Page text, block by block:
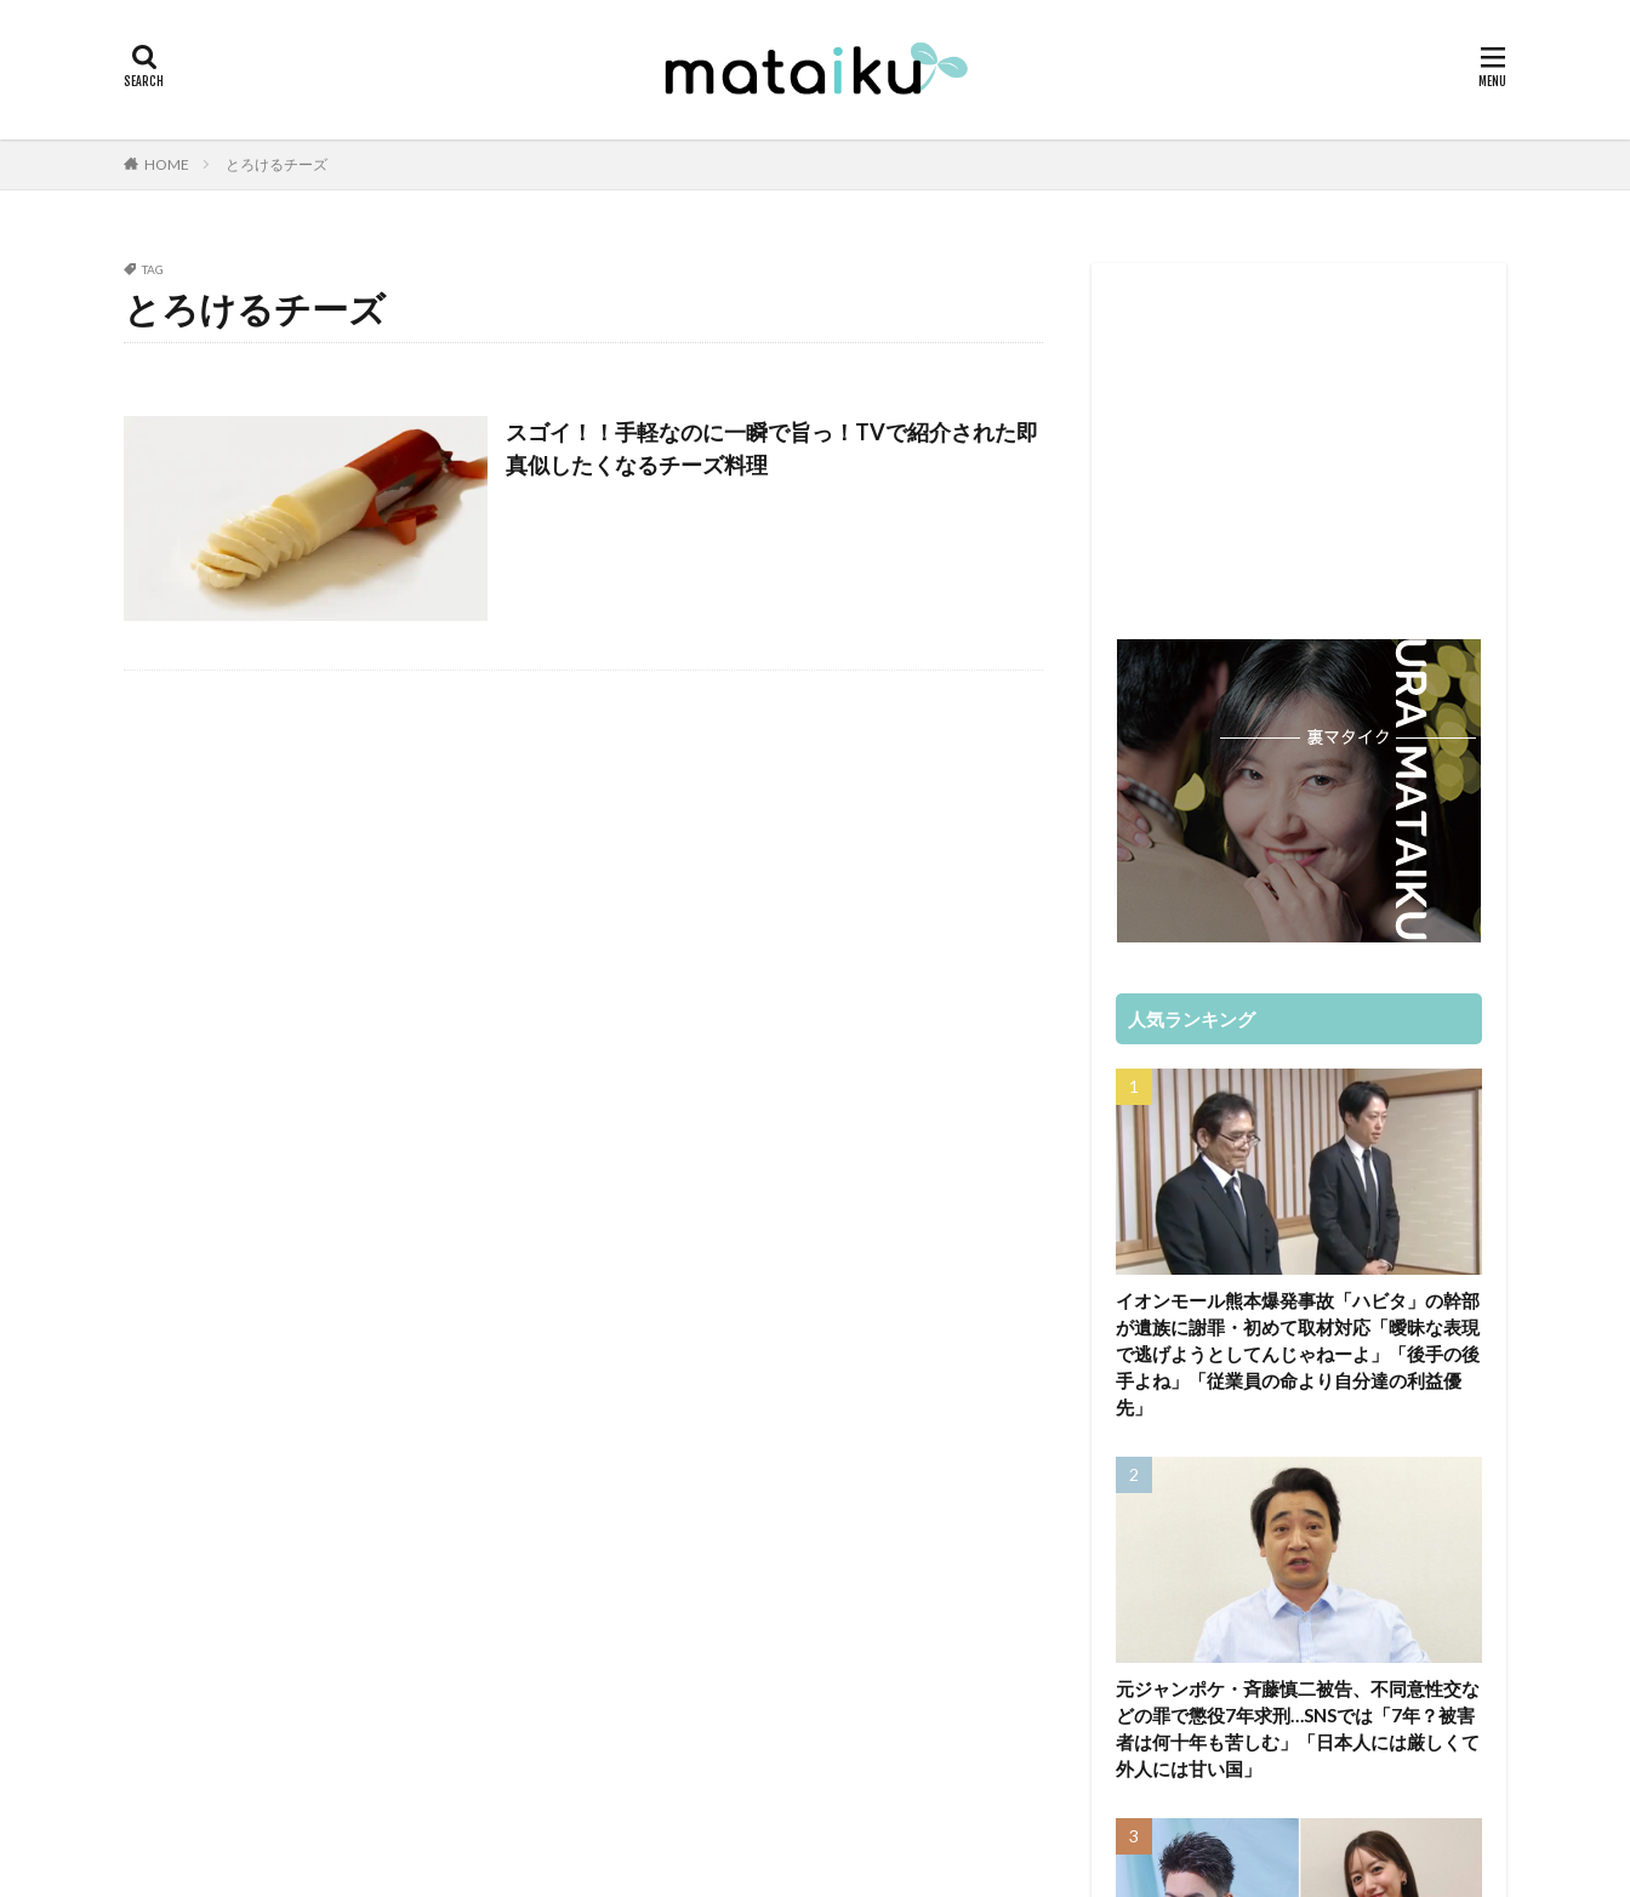
HOME とろけるチーズ
TAG
とろけるチーズ
スゴイ！！手軽なのに一瞬で旨っ！TVで紹介された即
真似したくなるチーズ料理
人気ランキング
イオンモール熊本爆発事故「ハビタ」の幹部
が遺族に謝罪・初めて取材対応「曖昧な表現
で逃げようとしてんじゃねーよ」「後手の後
手よね」「従業員の命より自分達の利益優
先」
元ジャンポケ・斉藤慎二被告、不同意性交な
どの罪で懲役7年求刑…SNSでは「7年？被害
者は何十年も苦しむ」「日本人には厳しくて
外人には甘い国」